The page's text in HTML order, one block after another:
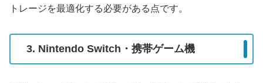
トレージを最適化する必要がある点です。
3. Nintendo Switch・携帯ゲーム機